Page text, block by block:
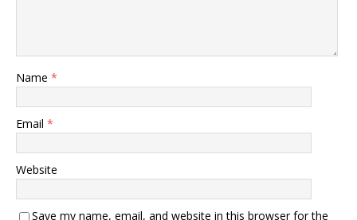
Name *
Email *
Website
Save my name, email, and website in this browser for the